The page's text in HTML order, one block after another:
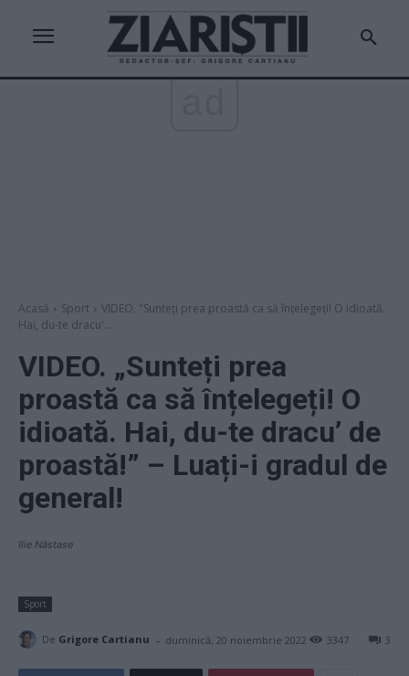
Acasă Sport
VIDEO. "Sunteți prea proastă ca să înțelegeți! O idioată.
Hai, du-te dracu'...
VIDEO. „Sunteți prea
proastă ca să înțelegeți! O
idioată. Hai, du-te dracu’ de
proastă!” – Luați-i gradul de
general!
Ilie Năstase
Sport
De Grigore Cartianu - duminică, 20 noiembrie 2022 3
3347